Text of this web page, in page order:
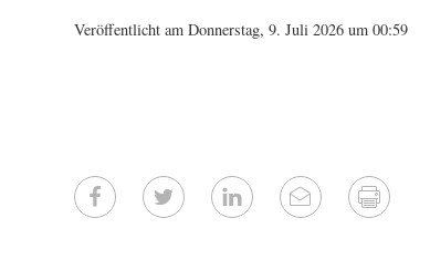
Veröffentlicht am Donnerstag, 9. Juli 2026 um 00:59